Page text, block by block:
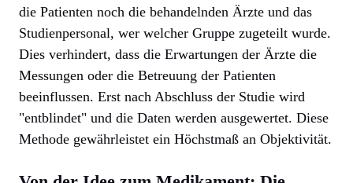
die Patienten noch die behandelnden Ärzte und das
Studienpersonal, wer welcher Gruppe zugeteilt wurde.
Dies verhindert, dass die Erwartungen der Ärzte die
Messungen oder die Betreuung der Patienten
beeinflussen. Erst nach Abschluss der Studie wird
"entblindet" und die Daten werden ausgewertet. Diese
Methode gewährleistet ein Höchstmaß an Objektivität.